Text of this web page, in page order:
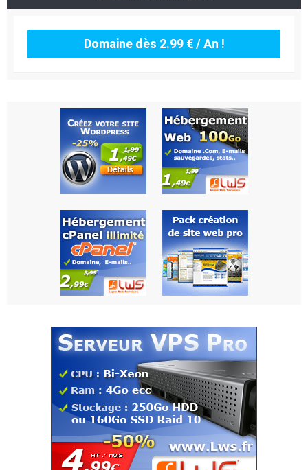
Domaine dès 2.99 € / An !